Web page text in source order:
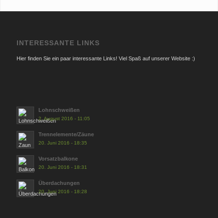
INTERESSANTE LINKS
Hier finden Sie ein paar interessante Links! Viel Spaß auf unserer Website :)
Lohnschweißen
2. August 2016 - 11:05
Trennelemente/Zäune
20. Juni 2016 - 18:35
Vorsatzbalkone
20. Juni 2016 - 18:31
Überdachungen
20. Juni 2016 - 18:28